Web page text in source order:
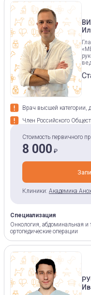
Врач высшей категории,
Член Российского
Стоимость первичного
8 000 ₽
Клиники: Академика
Специализация
Онкология, абдоминальная и
ортопедические операции